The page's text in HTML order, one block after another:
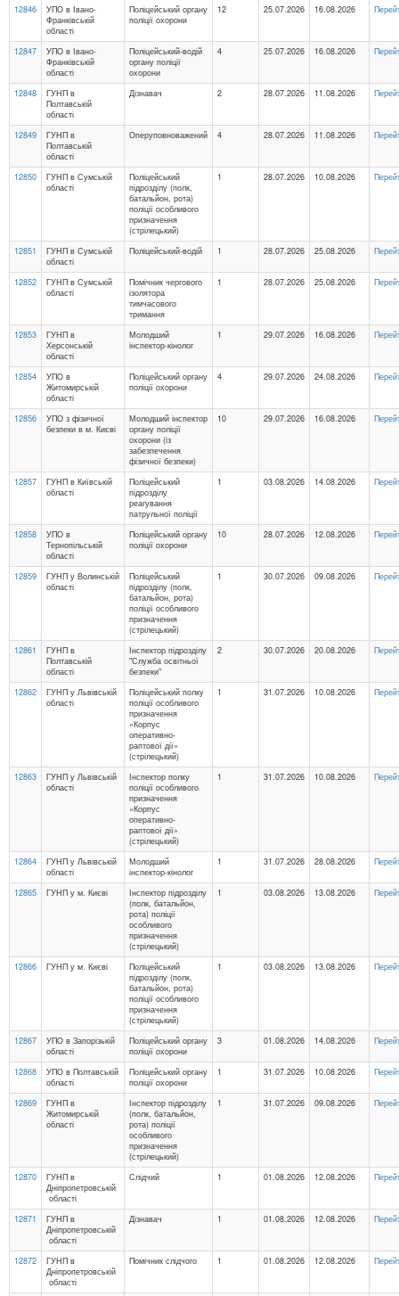
12846
УПО в Івано-
Франківській
області
Поліцейський органу
поліції охорони
12 25.07.2026 16.08.2026
12847
УПО в Івано-
Франківській
області
Поліцейський-водій
органу поліції
охорони
4 25.07.2026 16.08.2026
12848
ГУНП в
Полтавській
області
Дізнавач 2 28.07.2026 11.08.2026
12849
ГУНП в
Полтавській
області
Оперуповноважений 4 28.07.2026 11.08.2026
12850
ГУНП в Сумській
області
Поліцейський
підрозділу (полк,
батальйон, рота)
поліції особливого
призначення
(стрілецький)
1 28.07.2026 10.08.2026
12851
ГУНП в Сумській
області
Поліцейський-водій 1 28.07.2026 25.08.2026
12852
ГУНП в Сумській
області
Помічник чергового
ізолятора
тимчасового
тримання
1 28.07.2026 25.08.2026
12853
ГУНП в
Херсонській
області
Молодший
інспектор-кінолог
1 29.07.2026 16.08.2026
12854
УПО в
Житомирській
області
Поліцейський органу
поліції охорони
4 29.07.2026 24.08.2026
12856
УПО з фізичної
безпеки в м. Києві
Молодший інспектор
органу поліції
охорони (із
забезпечення
фізичної безпеки)
10 29.07.2026 16.08.2026
12857
ГУНП в Київській
області
Поліцейський
підрозділу
реагування
патрульної поліції
1 03.08.2026 14.08.2026
12858
УПО в
Тернопільській
області
Поліцейський органу
поліції охорони
10 28.07.2026 12.08.2026
12859
ГУНП у Волинській
області
Поліцейський
підрозділу (полк,
батальйон, рота)
поліції особливого
призначення
(стрілецький)
1 30.07.2026 09.08.2026
12861
ГУНП в
Полтавській
області
Інспектор підрозділу
"Служба освітньої
безпеки"
2 30.07.2026 20.08.2026
12862
ГУНП у Львівській
області
Поліцейський полку
поліції особливого
призначення
«Корпус
оперативно-
раптової дії»
(стрілецький)
1 31.07.2026 10.08.2026
12863
ГУНП у Львівській
області
Інспектор полку
поліції особливого
призначення
«Корпус
оперативно-
раптової дії»
(стрілецький)
1 31.07.2026 10.08.2026
12864
ГУНП у Львівській
області
Молодший
інспектор-кінолог
1 31.07.2026 28.08.2026
12865 ГУНП у м. Києві
Інспектор підрозділу
(полк, батальйон,
рота) поліції
особливого
призначення
(стрілецький)
1 03.08.2026 13.08.2026
12866 ГУНП у м. Києві
Поліцейський
підрозділу (полк,
батальйон, рота)
поліції особливого
призначення
(стрілецький)
1 03.08.2026 13.08.2026
12867
УПО в Запорізькій
області
Поліцейський органу
поліції охорони
3 01.08.2026 14.08.2026
12868
УПО в Полтавській
області
Поліцейський органу
поліції охорони
1 31.07.2026 10.08.2026
12869
ГУНП в
Житомирській
області
Інспектор підрозділу
(полк, батальйон,
рота) поліції
особливого
призначення
(стрілецький)
1 31.07.2026 09.08.2026
12870
ГУНП в
Дніпропетровській
області
Слідчий 1 01.08.2026 12.08.2026
12871
ГУНП в
Дніпропетровській
області
Дізнавач 1 01.08.2026 12.08.2026
12872
ГУНП в
Дніпропетровській
області
Помічник слідчого 1 01.08.2026 12.08.2026